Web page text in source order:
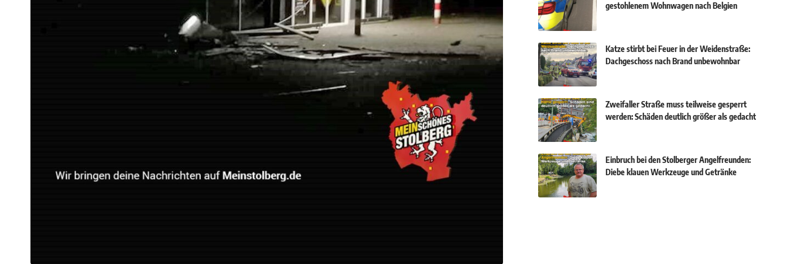
gestohlenem Wohnwagen nach Belgien
Katze stirbt bei Feuer in der Weidenstraße:
Dachgeschoss nach Brand unbewohnbar
Zweifaller Straße muss teilweise gesperrt
werden: Schäden deutlich größer als gedacht
Einbruch bei den Stolberger Angelfreunden:
Diebe klauen Werkzeuge und Getränke